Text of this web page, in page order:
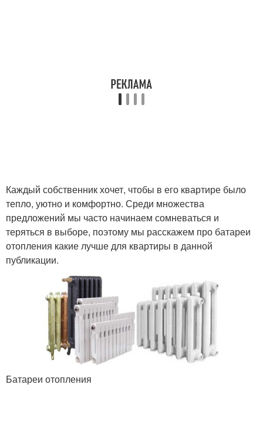
Каждый собственник хочет, чтобы в его квартире было
тепло, уютно и комфортно. Среди множества
предложений мы часто начинаем сомневаться и
теряться в выборе, поэтому мы расскажем про батареи
отопления какие лучше для квартиры в данной
публикации.
Батареи отопления